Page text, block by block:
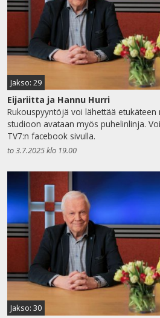
Jakso: 29
Eijariitta ja Hannu Hurri
Rukouspyyntöjä voi lähettää etukäteen
studioon avataan myös puhelinlinja.
TV7:n facebook sivulla.
to 3.7.2025 klo 19.00
Jakso: 30